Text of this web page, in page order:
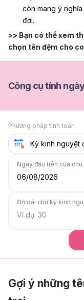
còn mang ý
đời.
>> Bạn có thể xem
chọn tên đệm cho
Công cụ tính
Phương pháp tính toán
Ngày đầu tiên của
06/08/2026
Độ dài chu kỳ kinh
Gợi ý những